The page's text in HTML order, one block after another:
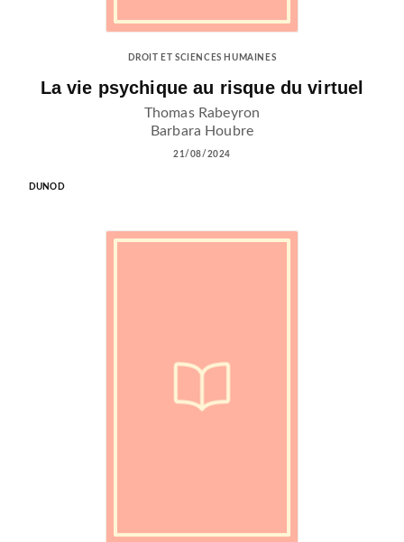
DROIT ET SCIENCES HUMAINES
La vie psychique au risque du virtuel
Thomas Rabeyron
Barbara Houbre
21/08/2024
DUNOD